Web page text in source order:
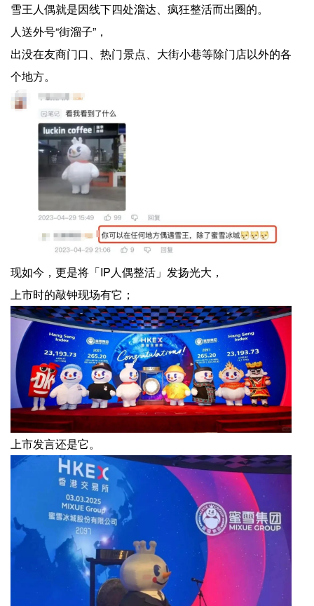
雪王人偶就是因线下四处溜达、疯狂整活而出圈的。
人送外号“街溜子”，
出没在友商门口、热门景点、大街小巷等除门店以外的各
个地方。
现如今，更是将「IP人偶整活」发扬光大，
上市时的敲钟现场有它；
上市发言还是它。